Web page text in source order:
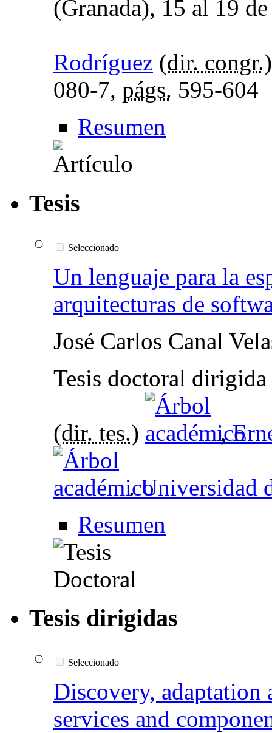
(Granada), 15 al 19
Rodríguez (dir. congr.
080-7, págs. 595-604
Resumen
Tesis
Seleccionado
Un lenguaje para la
arquitecturas de
José Carlos Canal
Tesis doctoral
(dir. tes.) ,
.Universidad
Resumen
Tesis dirigidas
Seleccionado
Discovery,
services and